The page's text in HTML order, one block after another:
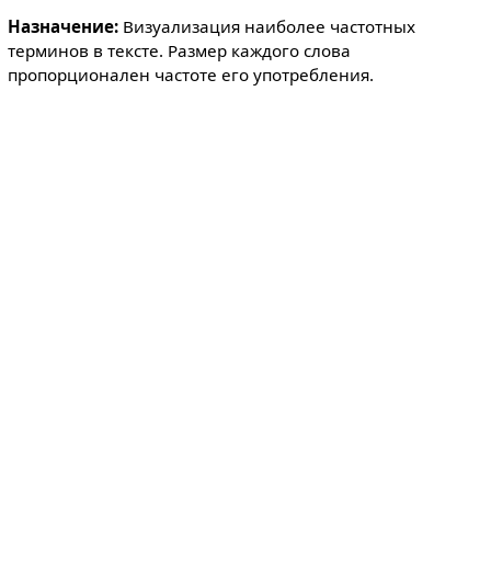
Назначение:Визуализация наиболее частотных
терминов в тексте. Размер каждого слова
пропорционален частоте его употребления.